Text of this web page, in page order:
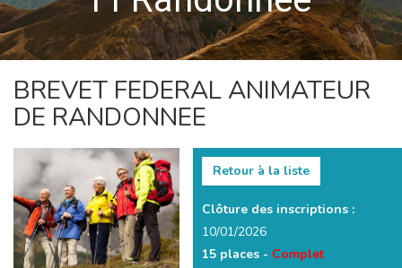
BREVET FEDERAL ANIMATEUR
DE RANDONNEE
Retour à la liste
Clôture des inscriptions :
10/01/2026
15 places - Complet